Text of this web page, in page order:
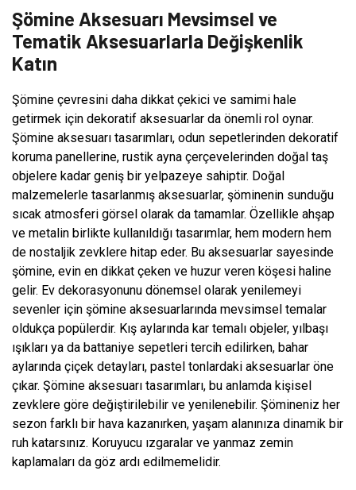
Şömine Aksesuarı Mevsimsel ve
Tematik Aksesuarlarla Değişkenlik
Katın
Şömine çevresini daha dikkat çekici ve samimi hale
getirmek için dekoratif aksesuarlar da önemli rol oynar.
Şömine aksesuarı tasarımları, odun sepetlerinden dekoratif
koruma panellerine, rustik ayna çerçevelerinden doğal taş
objelere kadar geniş bir yelpazeye sahiptir. Doğal
malzemelerle tasarlanmış aksesuarlar, şöminenin sunduğu
sıcak atmosferi görsel olarak da tamamlar. Özellikle ahşap
ve metalin birlikte kullanıldığı tasarımlar, hem modern hem
de nostaljik zevklere hitap eder. Bu aksesuarlar sayesinde
şömine, evin en dikkat çeken ve huzur veren köşesi haline
gelir. Ev dekorasyonunu dönemsel olarak yenilemeyi
sevenler için şömine aksesuarlarında mevsimsel temalar
oldukça popülerdir. Kış aylarında kar temalı objeler, yılbaşı
ışıkları ya da battaniye sepetleri tercih edilirken, bahar
aylarında çiçek detayları, pastel tonlardaki aksesuarlar öne
çıkar. Şömine aksesuarı tasarımları, bu anlamda kişisel
zevklere göre değiştirilebilir ve yenilenebilir. Şömineniz her
sezon farklı bir hava kazanırken, yaşam alanınıza dinamik bir
ruh katarsınız. Koruyucu ızgaralar ve yanmaz zemin
kaplamaları da göz ardı edilmemelidir.